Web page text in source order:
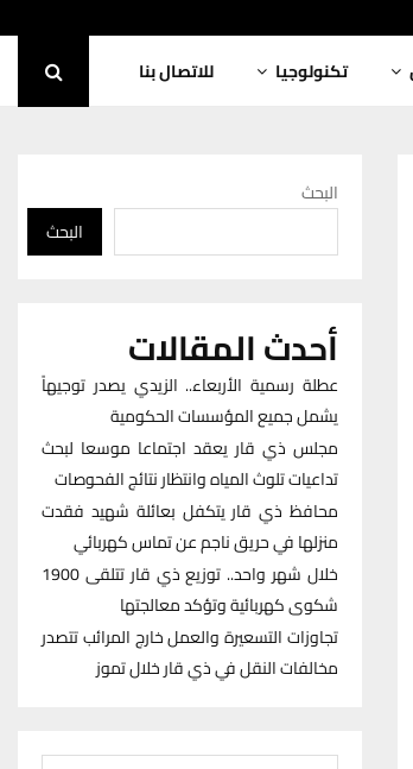
تكنولوجيا للاتصال بنا
البحث
البحث
أحدث المقالات
عطلة رسمية الأربعاء.. الزيدي يصدر توجيهاً
يشمل جميع المؤسسات الحكومية
مجلس ذي قار يعقد اجتماعا موسعا لبحث
تداعيات تلوث المياه وانتظار نتائج الفحوصات
محافظ ذي قار يتكفل بعائلة شهيد فقدت
منزلها في حريق ناجم عن تماس كهربائي
خلال شهر واحد.. توزيع ذي قار تتلقى 1900
شكوى كهربائية وتؤكد معالجتها
تجاوزات التسعيرة والعمل خارج المرائب تتصدر
مخالفات النقل في ذي قار خلال تموز